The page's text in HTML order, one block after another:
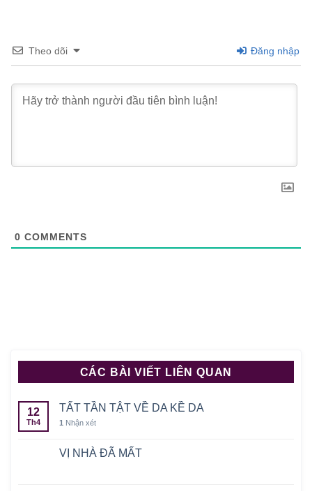
Theo dõi Đăng nhập
0 COMMENTS
CÁC BÀI VIẾT LIÊN QUAN
12
Th4
TẤT TẦN TẬT VỀ DA KỀ DA
1 Nhận xét
VỊ NHÀ ĐÃ MẤT